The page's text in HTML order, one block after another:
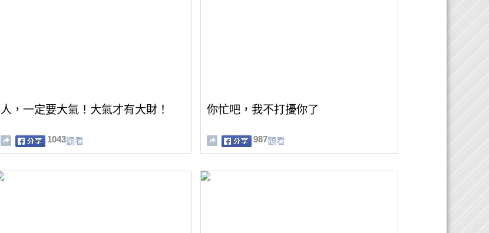
人，一定要大氣！大氣才有大財！
1043觀看
你忙吧，我不打擾你了
987觀看